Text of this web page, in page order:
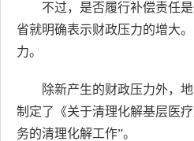
不过，是否履行补偿责任
省就明确表示财政压力的增大
力。
除新产生的财政压力外，
制定了《关于清理化解基层医
务的清理化解工作”。